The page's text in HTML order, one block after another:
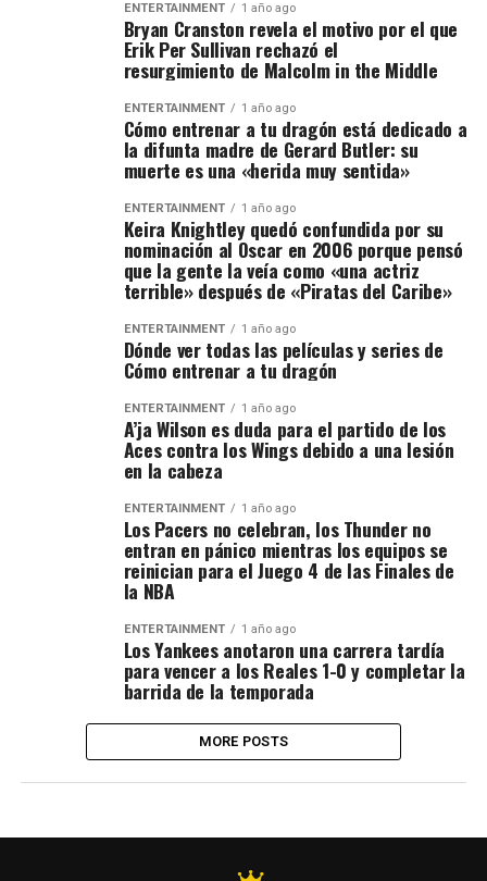
ENTERTAINMENT 1 año ago
Bryan Cranston revela el motivo por el que
Erik Per Sullivan rechazó el
resurgimiento de Malcolm in the Middle
ENTERTAINMENT 1 año ago
Cómo entrenar a tu dragón está dedicado a
la difunta madre de Gerard Butler: su
muerte es una «herida muy sentida»
ENTERTAINMENT 1 año ago
Keira Knightley quedó confundida por su
nominación al Oscar en 2006 porque pensó
que la gente la veía como «una actriz
terrible» después de «Piratas del Caribe»
ENTERTAINMENT 1 año ago
Dónde ver todas las películas y series de
Cómo entrenar a tu dragón
ENTERTAINMENT 1 año ago
A’ja Wilson es duda para el partido de los
Aces contra los Wings debido a una lesión
en la cabeza
ENTERTAINMENT 1 año ago
Los Pacers no celebran, los Thunder no
entran en pánico mientras los equipos se
reinician para el Juego 4 de las Finales de
la NBA
ENTERTAINMENT 1 año ago
Los Yankees anotaron una carrera tardía
para vencer a los Reales 1-0 y completar la
barrida de la temporada
MORE POSTS